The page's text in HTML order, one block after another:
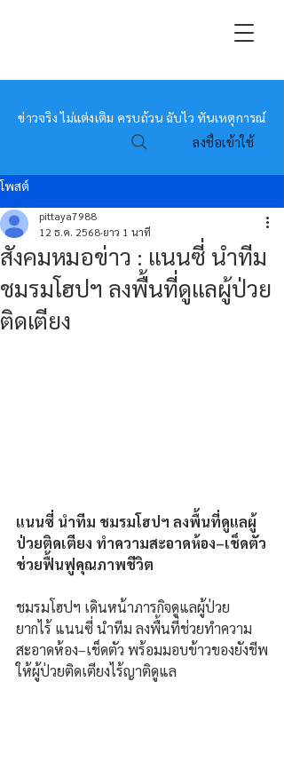
หมอข่าว
ข่าวจริง ไม่แต่งเติม ครบถ้วน ฉับไว ทันเหตุการณ์
ลงชื่อเข้าใช้
โพสต์
สังคมหมอข่าว : แนนซี่ นำทีม
ชมรมโฮปฯ ลงพื้นที่ดูแลผู้ป่วย
ติดเตียง
pittaya7988
12 ธ.ค. 2568 ยาว 1 นาที
แนนซี่ นำทีม ชมรมโฮปฯ ลงพื้นที่ดูแลผู้
ป่วยติดเตียง ทำความสะอาดห้อง–เช็ดตัว
ช่วยฟื้นฟูคุณภาพชีวิต
ชมรมโฮปฯ เดินหน้าภารกิจดูแลผู้ป่วย
ยากไร้ แนนซี่ นำทีม ลงพื้นที่ช่วยทำความ
สะอาดห้อง–เช็ดตัว พร้อมมอบข้าวของยังชีพ
ให้ผู้ป่วยติดเตียงไร้ญาติดูแล